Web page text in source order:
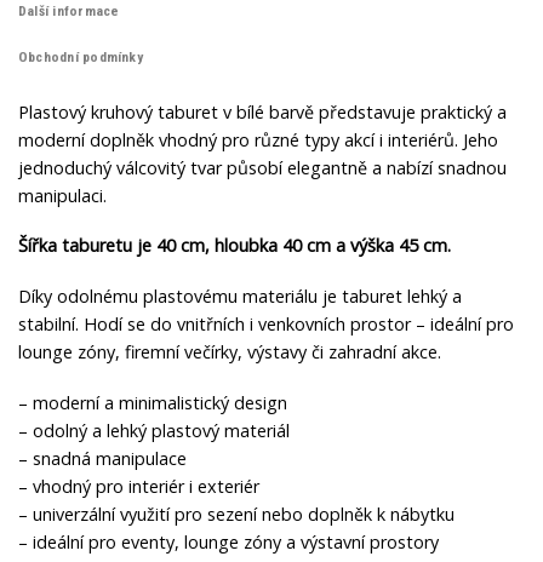
Další informace
Obchodní podmínky
Plastový kruhový taburet v bílé barvě představuje praktický a
moderní doplněk vhodný pro různé typy akcí i interiérů. Jeho
jednoduchý válcovitý tvar působí elegantně a nabízí snadnou
manipulaci.
Šířka taburetu je 40 cm, hloubka 40 cm a výška 45 cm.
Díky odolnému plastovému materiálu je taburet lehký a
stabilní. Hodí se do vnitřních i venkovních prostor – ideální pro
lounge zóny, firemní večírky, výstavy či zahradní akce.
– moderní a minimalistický design
– odolný a lehký plastový materiál
– snadná manipulace
– vhodný pro interiér i exteriér
– univerzální využití pro sezení nebo doplněk k nábytku
– ideální pro eventy, lounge zóny a výstavní prostory